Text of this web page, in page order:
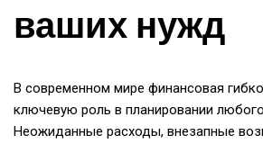
ваших нужд
В современном мире финансовая
ключевую роль в планировании
Неожиданные расходы, внезапные